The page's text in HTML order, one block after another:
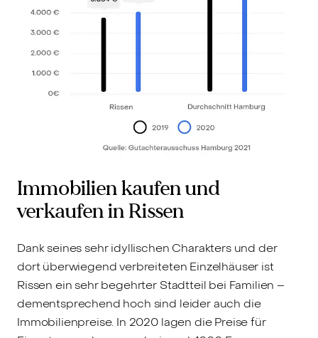
Immobilien kaufen und
verkaufen in Rissen
Dank seines sehr idyllischen Charakters und der
dort überwiegend verbreiteten Einzelhäuser ist
Rissen ein sehr begehrter Stadtteil bei Familien –
dementsprechend hoch sind leider auch die
Immobilienpreise. In 2020 lagen die Preise für